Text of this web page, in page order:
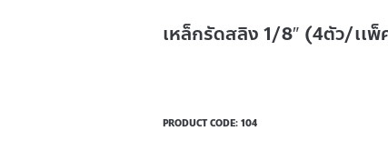
เหล็กรัดสลิง 1/8″ (4ตัว/เเพ็
PRODUCT CODE: 104